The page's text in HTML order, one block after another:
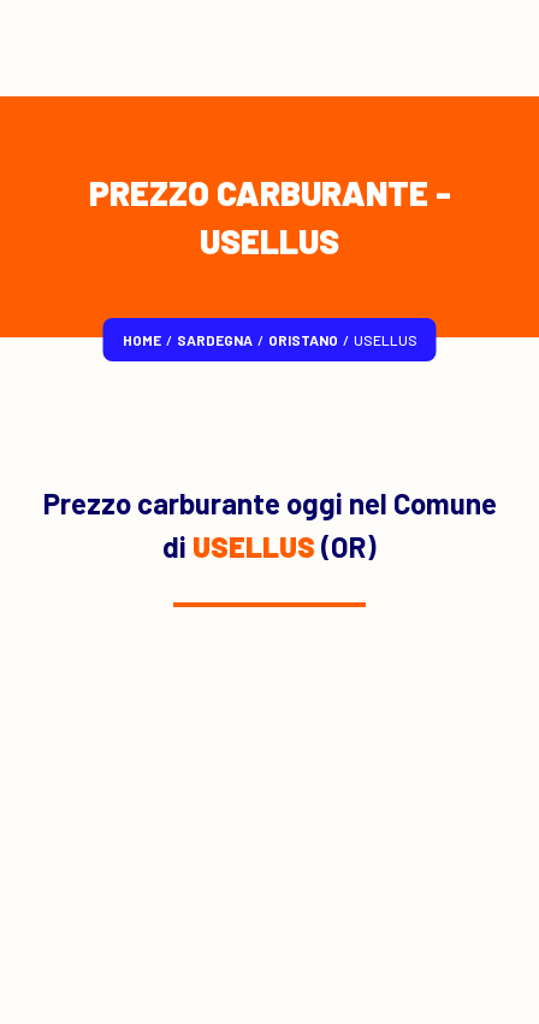
PREZZO CARBURANTE -
USELLUS
HOME / SARDEGNA / ORISTANO / USELLUS
Prezzo carburante oggi nel Comune
di USELLUS (OR)